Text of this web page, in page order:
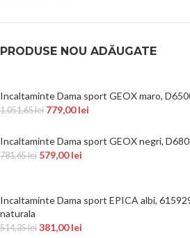
PRODUSE NOU ADĂUGATE
Incaltaminte Dama sport GEOX maro,
1.051,65lei 779,00lei
Incaltaminte Dama sport GEOX negri,
781,65lei 579,00lei
Incaltaminte Dama sport EPICA albi,
naturala
514,35lei 381,00lei